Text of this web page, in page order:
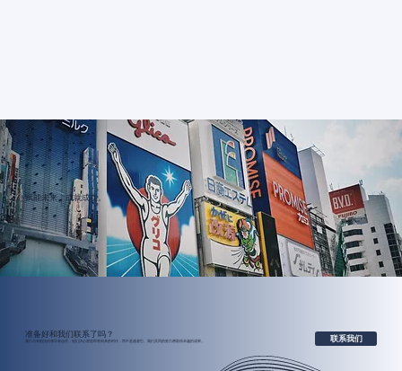
赋能未来，成就成功。
准备好和我们联系了吗？
我们与有抱负的领导者合作，他们决心塑造即将到来的时代，而不是逃避它。我们共同的努力將取得卓越的成果。 联系我们